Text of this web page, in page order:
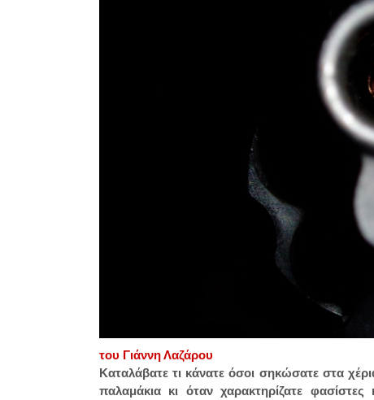
του Γιάννη Λαζάρου
Καταλάβατε τι κάνατε όσοι σηκώσατε στα
παλαμάκια κι όταν χαρακτηρίζατε